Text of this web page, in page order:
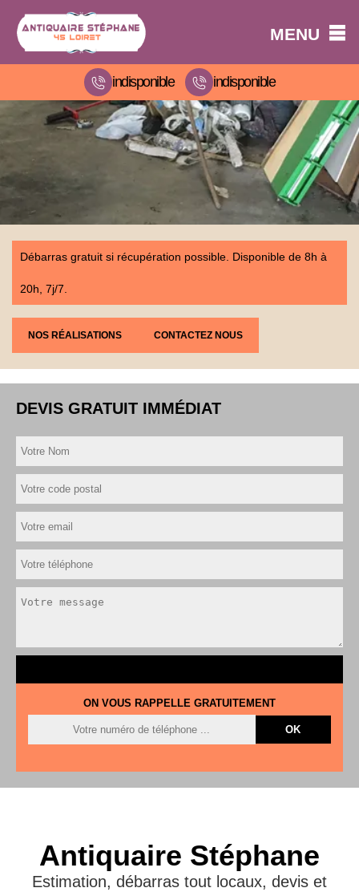
MENU
indisponible indisponible
Débarras gratuit si récupération possible. Disponible de 8h à
20h, 7j/7.
NOS RÉALISATIONS CONTACTEZ NOUS
DEVIS GRATUIT IMMÉDIAT
ON VOUS RAPPELLE GRATUITEMENT
Antiquaire Stéphane
Estimation, débarras tout locaux, devis et